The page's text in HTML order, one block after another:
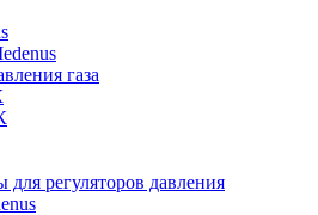
газа
для регуляторов давления